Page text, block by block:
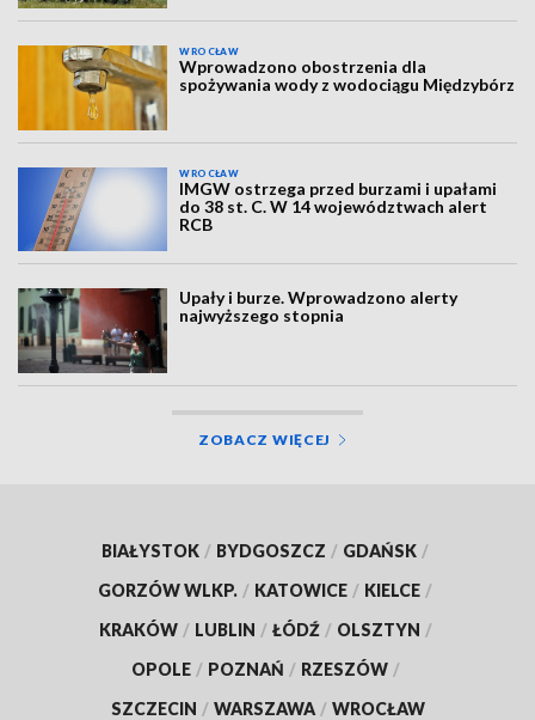
WROCŁAW
Wprowadzono obostrzenia dla
spożywania wody z wodociągu Międzybórz
WROCŁAW
IMGW ostrzega przed burzami i upałami
do 38 st. C. W 14 województwach alert
RCB
Upały i burze. Wprowadzono alerty
najwyższego stopnia
ZOBACZ WIĘCEJ
BIAŁYSTOK / BYDGOSZCZ / GDAŃSK /
GORZÓW WLKP. / KATOWICE / KIELCE /
KRAKÓW / LUBLIN / ŁÓDŹ / OLSZTYN /
OPOLE / POZNAŃ / RZESZÓW /
SZCZECIN / WARSZAWA / WROCŁAW